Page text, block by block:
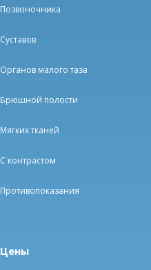
Позвоночника
Суставов
Органов малого таза
Брюшной полости
Мягких тканей
С контрастом
Противопоказания
Цены